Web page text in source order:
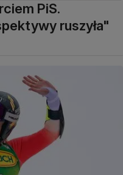
PiS.
ruszyła"